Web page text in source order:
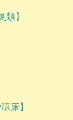
類】
床】